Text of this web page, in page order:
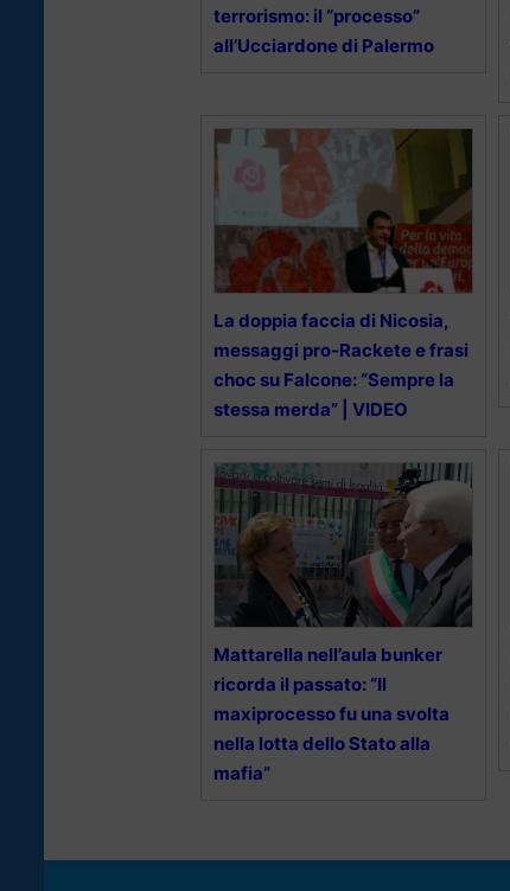
terrorismo: il “processo”
all’Ucciardone di Palermo
La doppia faccia di Nicosia,
messaggi pro-Rackete e frasi
choc su Falcone: “Sempre la
stessa merda” | VIDEO
Mattarella nell’aula bunker
ricorda il passato: “Il
maxiprocesso fu una svolta
nella lotta dello Stato alla
mafia”